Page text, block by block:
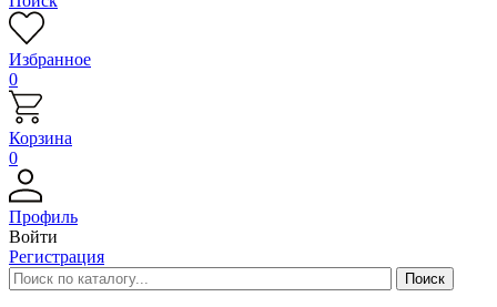
Избранное
0
Корзина
0
Профиль
Войти
Регистрация